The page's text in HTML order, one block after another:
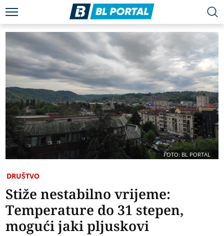
FOTO: BL PORTAL
DRUŠTVO
Stiže nestabilno vrijeme:
Temperature do 31 stepen,
mogući jaki pljuskovi